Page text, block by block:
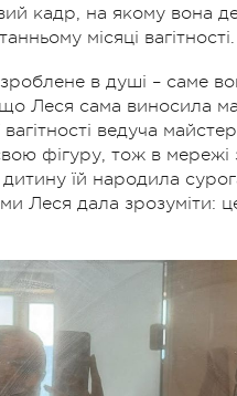
кадр, на якому вона
місяці вагітності.
в душі – саме
Леся сама виносила
вагітності ведуча
фігуру, тож в мережі
дитину їй народила
Леся дала зрозуміти: